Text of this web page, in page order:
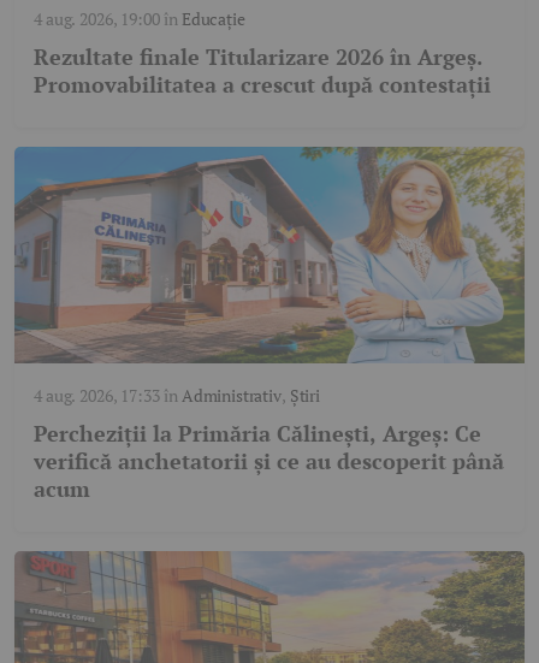
4 aug. 2026, 19:00în Educație
Rezultate finale Titularizare 2026 în Argeș.
Promovabilitatea a crescut după contestații
4 aug. 2026, 17:33în Administrativ, Știri
Percheziții la Primăria Călinești, Argeș: Ce
verifică anchetatorii și ce au descoperit până
acum